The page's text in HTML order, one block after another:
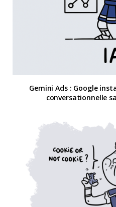
Gemini Ads : Google
conversationnelle